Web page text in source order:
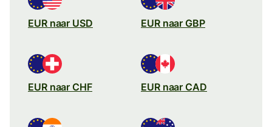
EUR naar USD EUR naar GBP
EUR naar CHF EUR naar CAD